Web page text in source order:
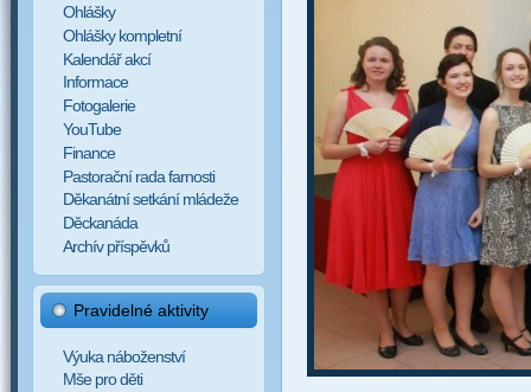
Ohlášky
Ohlášky kompletní
Kalendář akcí
Informace
Fotogalerie
YouTube
Finance
Pastorační rada farnosti
Děkanátní setkání mládeže
Děckanáda
Archív příspěvků
Pravidelné aktivity
Výuka náboženství
Mše pro děti